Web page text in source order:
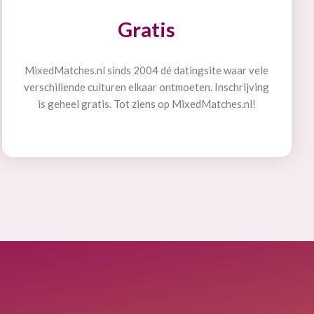
Gratis
MixedMatches.nl sinds 2004 dé datingsite waar vele
verschillende culturen elkaar ontmoeten. Inschrijving
is geheel gratis. Tot ziens op MixedMatches.nl!